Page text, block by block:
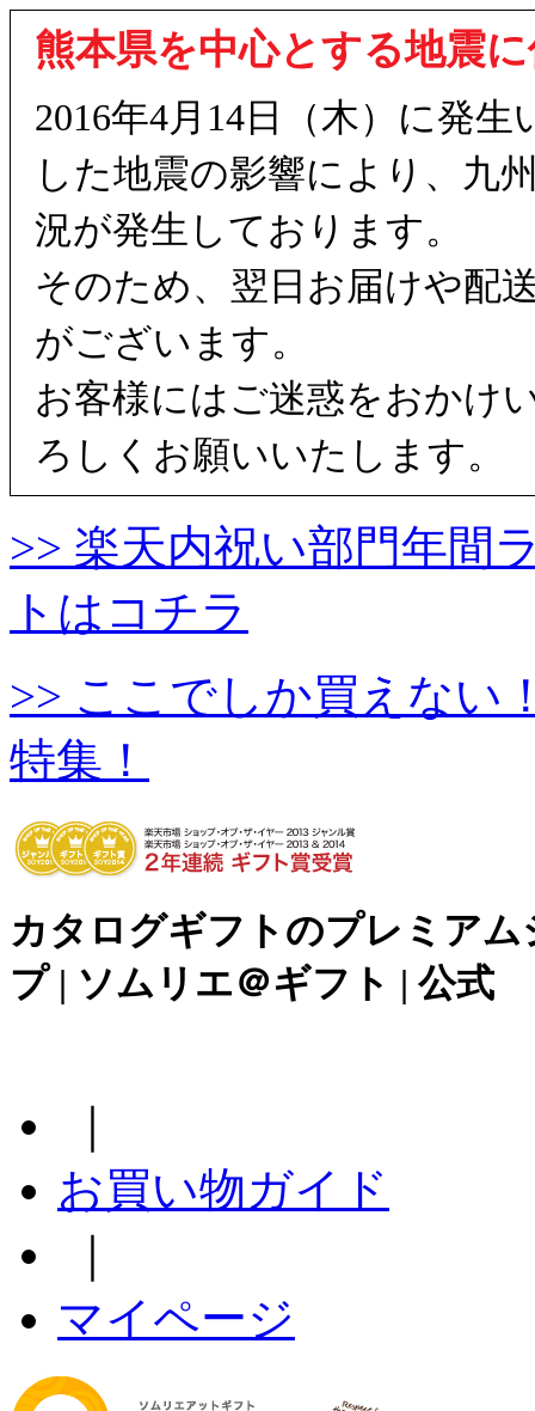
熊本県を中心とする地震
2016年4月14日（木）に発
した地震の影響により、九
況が発生しております。
そのため、翌日お届けや配
がございます。
お客様にはご迷惑をおかけ
ろしくお願いいたします。
>> 楽天内祝い部門年間
トはコチラ
>> ここでしか買えない
特集！
カタログギフトのプレミアム
プ | ソムリエ＠ギフト | 公式
お買い物ガイド
マイページ